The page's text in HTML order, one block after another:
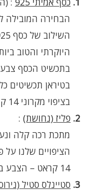
הבחירה המובילה
השילוב של כסף 925 וציפוי זהב יוצר את התכשיט
היוקרתי והטוב
בתכשיט הכסף צבע
בטיראן תכשיטים כל
בציפוי מקרוני 14 קראט, האיכותי והעמיד ביותר.
2. פליז (נחושת) :
מתכת רכה קלה
הציפויים שלנו על
14 קראט – הצבע בדומה לכסף זהה מאוד לזהב האמיתי.
3. סטיינלס סטיל